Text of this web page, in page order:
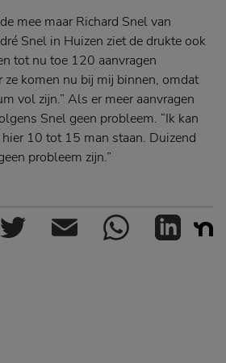
mee maar Richard Snel van
Snel in Huizen ziet de drukte ook
tot nu toe 120 aanvragen
ze komen nu bij mij binnen, omdat
vol zijn.” Als er meer aanvragen
Snel geen probleem. “Ik kan
10 tot 15 man staan. Duizend
probleem zijn.”